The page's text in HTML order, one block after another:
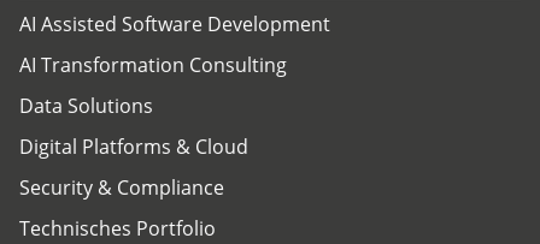
AI Assisted Software Development
AI Transformation Consulting
Data Solutions
Digital Platforms & Cloud
Security & Compliance
Technisches Portfolio